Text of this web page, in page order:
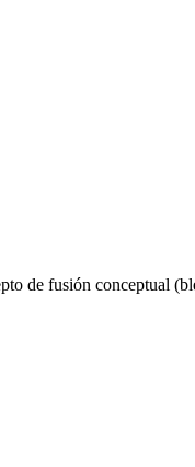
de fusión conceptual